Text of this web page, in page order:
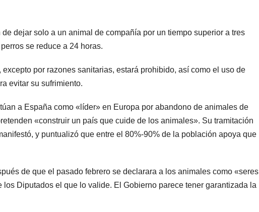
dejar solo a un animal de compañía por un tiempo superior a tres
se reduce a 24 horas.
por razones sanitarias, estará prohibido, así como el uso de
evitar su sufrimiento.
a España como «líder» en Europa por abandono de animales de
«construir un país que cuide de los animales». Su tramitación
y puntualizó que entre el 80%-90% de la población apoya que
de que el pasado febrero se declarara a los animales como «seres
Diputados el que lo valide. El Gobierno parece tener garantizada la